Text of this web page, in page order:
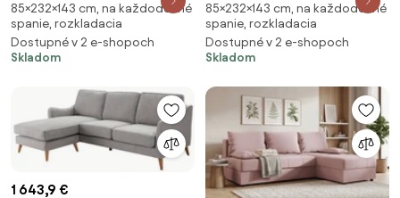
sedacia súprava do L SMART
BOUCLE 232x143 cm, sivohnedá
85×232×143 cm, na každodenné
spanie, rozkladacia
Dostupné v 2 e-shopoch
Skladom
sedacia súprava do L SMART
BOUCLE 232x143 cm, sivo-
hnedá
85×232×143 cm, na každodenné
spanie, rozkladacia
Dostupné v 2 e-shopoch
Skladom
1 643,9 €